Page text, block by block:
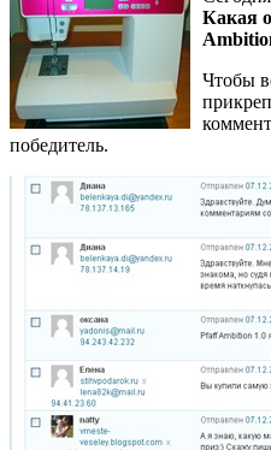
Какая
Чтобы
победитель.